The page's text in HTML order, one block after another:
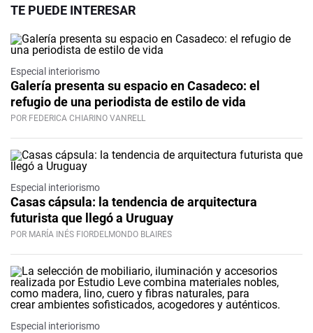
TE PUEDE INTERESAR
Especial interiorismo
Galería presenta su espacio en Casadeco: el
refugio de una periodista de estilo de vida
POR FEDERICA CHIARINO VANRELL
Especial interiorismo
Casas cápsula: la tendencia de arquitectura
futurista que llegó a Uruguay
POR MARÍA INÉS FIORDELMONDO BLAIRES
Especial interiorismo